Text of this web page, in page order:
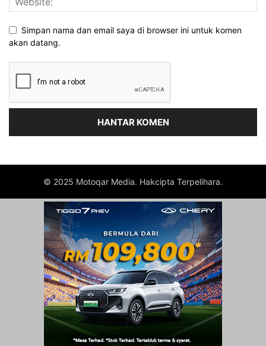
Simpan nama dan email saya di browser ini untuk komen
akan datang.
© 2025 Motoqar Media. Hakcipta Terpelihara.